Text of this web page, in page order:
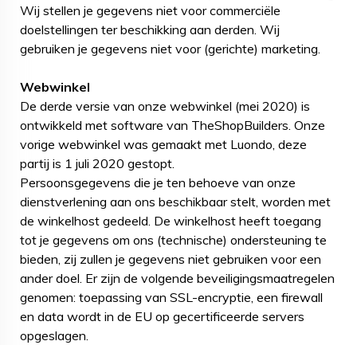
Wij stellen je gegevens niet voor commerciële
doelstellingen ter beschikking aan derden. Wij
gebruiken je gegevens niet voor (gerichte) marketing.
Webwinkel
De derde versie van onze webwinkel (mei 2020) is
ontwikkeld met software van TheShopBuilders. Onze
vorige webwinkel was gemaakt met Luondo, deze
partij is 1 juli 2020 gestopt.
Persoonsgegevens die je ten behoeve van onze
dienstverlening aan ons beschikbaar stelt, worden met
de winkelhost gedeeld. De winkelhost heeft toegang
tot je gegevens om ons (technische) ondersteuning te
bieden, zij zullen je gegevens niet gebruiken voor een
ander doel. Er zijn de volgende beveiligingsmaatregelen
genomen: toepassing van SSL-encryptie, een firewall
en data wordt in de EU op gecertificeerde servers
opgeslagen.